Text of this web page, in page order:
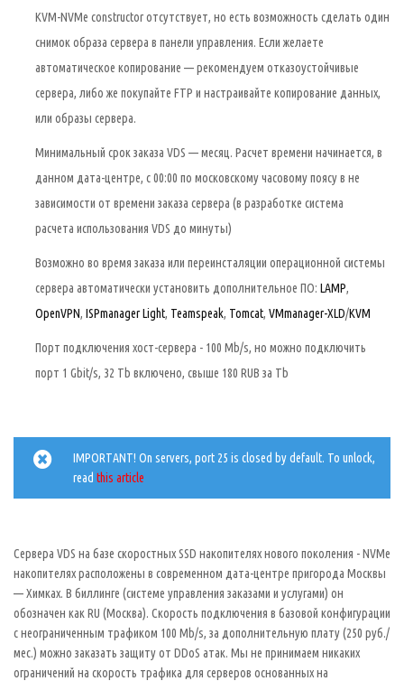
KVM-NVMe constructor отсутствует, но есть возможность сделать один
снимок образа сервера в панели управления. Если желаете
автоматическое копирование — рекомендуем отказоустойчивые
сервера, либо же покупайте FTP и настраивайте копирование данных,
или образы сервера.
Минимальный срок заказа VDS — месяц. Расчет времени начинается, в
данном дата-центре, с 00:00 по московскому часовому поясу в не
зависимости от времени заказа сервера (в разработке система
расчета использования VDS до минуты)
Возможно во время заказа или переинсталяции операционной системы
сервера автоматически установить дополнительное ПО: LAMP,
OpenVPN, ISPmanager Light, Teamspeak, Tomcat, VMmanager-XLD/KVM
Порт подключения хост-сервера - 100 Mb/s, но можно подключить
порт 1 Gbit/s, 32 Tb включено, свыше 180 RUB за Tb
IMPORTANT! On servers, port 25 is closed by default. To unlock,
read this article
Сервера VDS на базе скоростных SSD накопителях нового поколения - NVMe
накопителях расположены в современном дата-центре пригорода Москвы
— Химках. В биллинге (системе управления заказами и услугами) он
обозначен как RU (Москва). Скорость подключения в базовой конфигурации
с неограниченным трафиком 100 Mb/s, за дополнительную плату (250 руб./
мес.) можно заказать защиту от DDoS атак. Мы не принимаем никаких
ограничений на скорость трафика для серверов основанных на